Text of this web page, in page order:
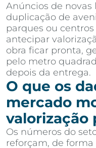
Anúncios de novas
duplicação de
parques ou
antecipar
obra ficar pronta,
pelo metro
depois da entrega.
O que os
mercado
valorização
Os números do
reforçam, de